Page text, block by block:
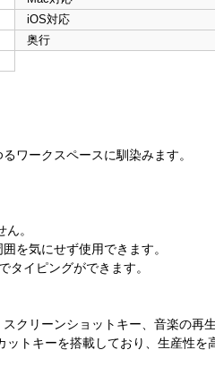
iOS対応
奥行
ワークスペースに馴染みます。
。
を気にせず使用できます。
タイピングができます。
クリーンショットキー、音楽の再生
トキーを搭載しており、生産性を